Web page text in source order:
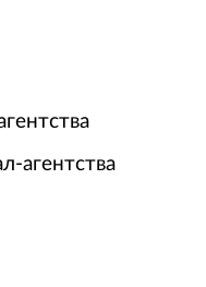
агентства